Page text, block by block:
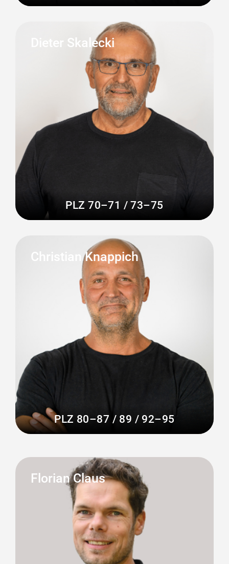
Dieter Skalecki
PLZ 70–71 / 73–75
Christian Knappich
PLZ 80–87 / 89 / 92–95
Florian Claus